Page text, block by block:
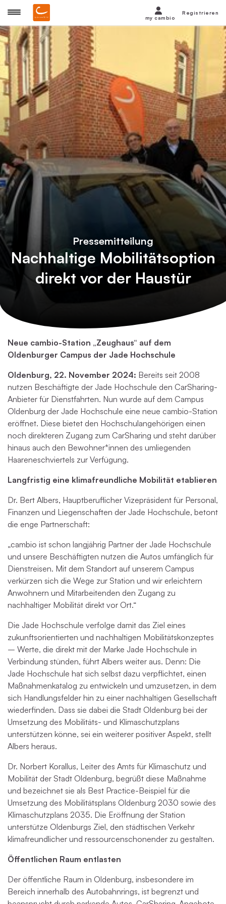
Pressemitteilung
Nachhaltige Mobilitätsoption
direkt vor der Haustür
Neue cambio-Station „Zeughaus“ auf dem
Oldenburger Campus der Jade Hochschule
Oldenburg, 22. November 2024: Bereits seit 2008
nutzen Beschäftigte der Jade Hochschule den CarSharing-
Anbieter für Dienstfahrten. Nun wurde auf dem Campus
Oldenburg der Jade Hochschule eine neue cambio-Station
eröffnet. Diese bietet den Hochschulangehörigen einen
noch direkteren Zugang zum CarSharing und steht darüber
hinaus auch den Bewohner*innen des umliegenden
Haareneschviertels zur Verfügung.
Langfristig eine klimafreundliche Mobilität etablieren
Dr. Bert Albers, Hauptberuflicher Vizepräsident für Personal,
Finanzen und Liegenschaften der Jade Hochschule, betont
die enge Partnerschaft:
„cambio ist schon langjährig Partner der Jade Hochschule
und unsere Beschäftigten nutzen die Autos umfänglich für
Dienstreisen. Mit dem Standort auf unserem Campus
verkürzen sich die Wege zur Station und wir erleichtern
Anwohnern und Mitarbeitenden den Zugang zu
nachhaltiger Mobilität direkt vor Ort.“
Die Jade Hochschule verfolge damit das Ziel eines
zukunftsorientierten und nachhaltigen Mobilitätskonzeptes
– Werte, die direkt mit der Marke Jade Hochschule in
Verbindung stünden, führt Albers weiter aus. Denn: Die
Jade Hochschule hat sich selbst dazu verpflichtet, einen
Maßnahmenkatalog zu entwickeln und umzusetzen, in dem
sich Handlungsfelder hin zu einer nachhaltigen Gesellschaft
wiederfinden. Dass sie dabei die Stadt Oldenburg bei der
Umsetzung des Mobilitäts- und Klimaschutzplans
unterstützen könne, sei ein weiterer positiver Aspekt, stellt
Albers heraus.
Dr. Norbert Korallus, Leiter des Amts für Klimaschutz und
Mobilität der Stadt Oldenburg, begrüßt diese Maßnahme
und bezeichnet sie als Best Practice-Beispiel für die
Umsetzung des Mobilitätsplans Oldenburg 2030 sowie des
Klimaschutzplans 2035. Die Eröffnung der Station
unterstütze Oldenburgs Ziel, den städtischen Verkehr
klimafreundlicher und ressourcenschonender zu gestalten.
Öffentlichen Raum entlasten
Der öffentliche Raum in Oldenburg, insbesondere im
Bereich innerhalb des Autobahnrings, ist begrenzt und
my cambio
Registrieren